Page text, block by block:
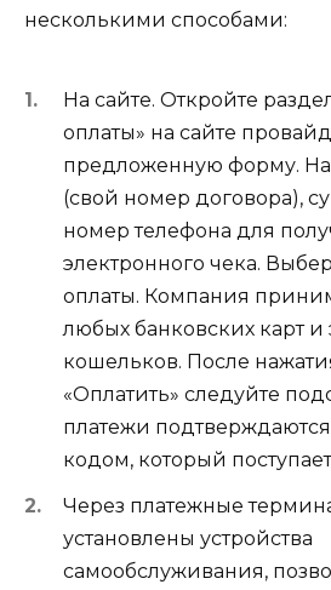
несколькими способами:
На сайте. Откройте
оплаты» на сайте
предложенную форму.
(свой номер договора),
номер телефона для
электронного чека.
оплаты. Компания
любых банковских карт и
кошельков. После
«Оплатить» следуйте
платежи
кодом, который
Через платежные
установлены устройства
самообслуживания,